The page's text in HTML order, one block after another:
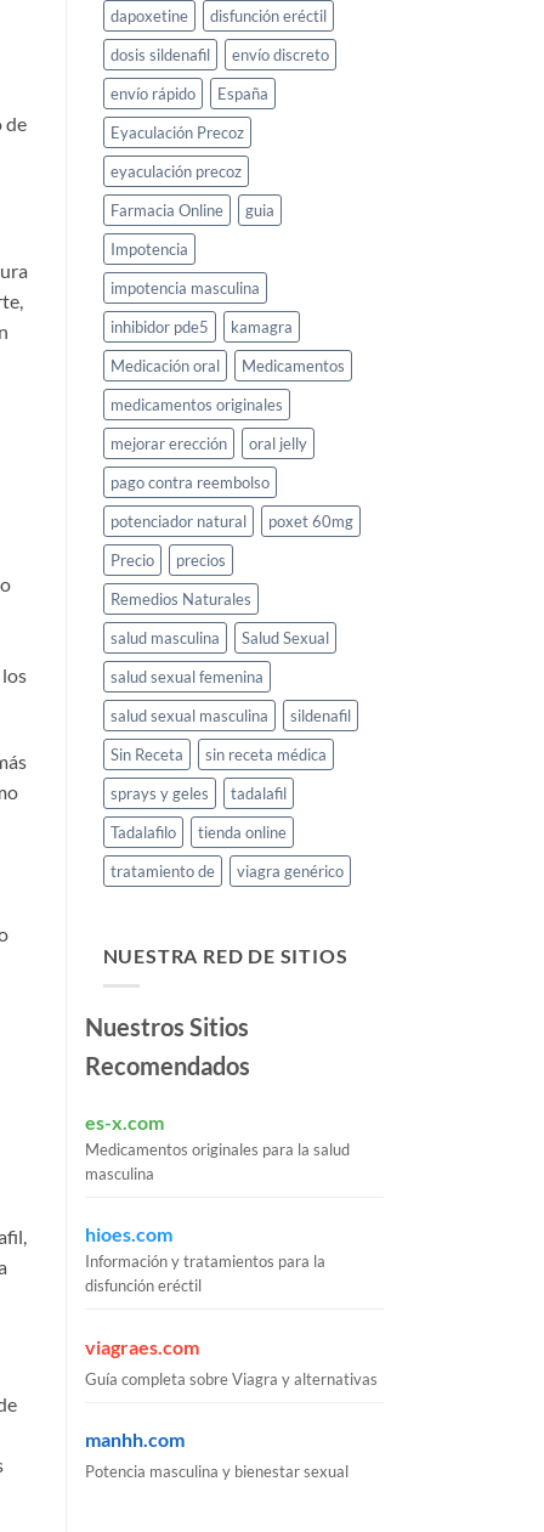
de
dapoxetine
disfunción eréctil
dosis sildenafil
envío discreto
envío rápido
España
Eyaculación Precoz
eyaculación precoz
Farmacia Online
guia
Impotencia
impotencia masculina
inhibidor pde5
kamagra
Medicación oral
Medicamentos
medicamentos originales
mejorar erección
oral jelly
pago contra reembolso
potenciador natural
poxet 60mg
Precio
precios
Remedios Naturales
salud masculina
Salud Sexual
salud sexual femenina
salud sexual masculina
sildenafil
Sin Receta
sin receta médica
sprays y geles
tadalafil
Tadalafilo
tienda online
tratamiento de
viagra genérico
NUESTRA RED DE SITIOS
Nuestros Sitios
Recomendados
es-x.com
Medicamentos originales para la salud
masculina
hioes.com
Información y tratamientos para la
disfunción eréctil
viagraes.com
Guía completa sobre Viagra y alternativas
manhh.com
Potencia masculina y bienestar sexual